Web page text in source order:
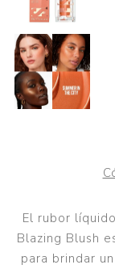
El rubor
Blazing Blush
para brindar